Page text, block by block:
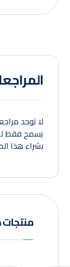
لا توجد
يسمح فقط
بشراء هذا